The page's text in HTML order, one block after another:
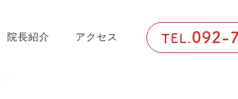
院長紹介 アクセス TEL. 092-